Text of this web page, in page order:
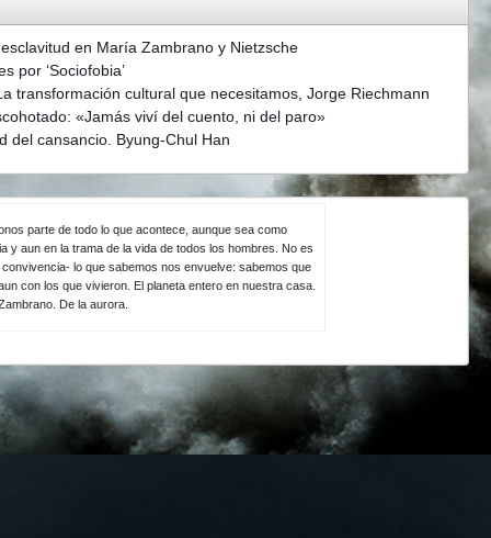
en María Zambrano y Nietzsche
por ‘Sociofobia’
transformación cultural que necesitamos, Jorge Riechmann
«Jamás viví del cuento, ni del paro»
del cansancio. Byung-Chul Han
parte de todo lo que acontece, aunque sea como
y aun en la trama de la vida de todos los hombres. No es
lo que sabemos nos envuelve: sabemos que
con los que vivieron. El planeta entero en nuestra casa.
De la aurora.